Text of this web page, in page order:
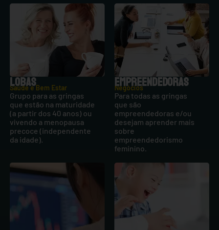
LOBAS
Saúde e Bem Estar
Grupo para as gringas
que estão na maturidade
(a partir dos 40 anos) ou
vivendo a menopausa
precoce (independente
da idade).
EMPREENDEDORAS
Negócios
Para todas as gringas
que são
empreendedoras e/ou
desejam aprender mais
sobre
empreendedorismo
feminino.